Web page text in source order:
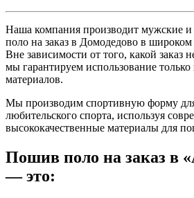
Наша компания производит мужские
поло на заказ в Домодедово в широком
Вне зависимости от того, какой заказ
мы гарантируем использование
материалов.
Мы производим спортивную форму
любительского спорта, используя
высококачественные материалы для
Пошив поло на заказ в
— это: